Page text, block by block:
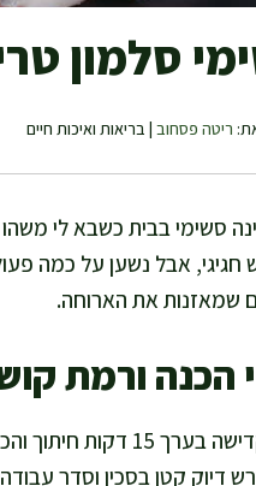
סלמון
ריטה פסחוב | בריאות ואיכות חיים
סשימי בבית כשבא לי משהו
חגיגי, אבל נשען על כמה
שמאזנות את הארוחה.
הכנה ורמת
דיוק קטן בסכין וסדר